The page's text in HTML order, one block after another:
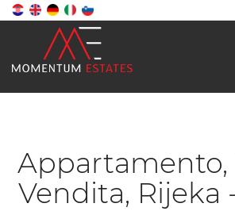
Appartamento,
Vendita, Rijeka